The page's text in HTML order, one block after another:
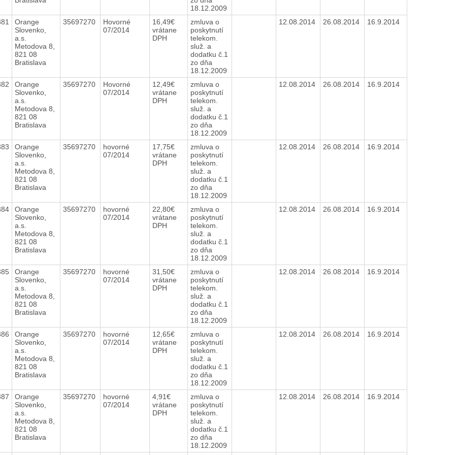
18.12.2009
Orange
Slovenko,
a.s.
Metodova 8,
821 08
Bratislava
35697270
Hovorné
07/2014
16,49€
vrátane
DPH
zmluva o
poskytnutí
telekom.
služ. a
dodatku č.1
zo dňa
18.12.2009
12.08.2014 26.08.2014 16.9.2014
Orange
Slovenko,
a.s.
Metodova 8,
821 08
Bratislava
35697270
Hovorné
07/2014
12,49€
vrátane
DPH
zmluva o
poskytnutí
telekom.
služ. a
dodatku č.1
zo dňa
18.12.2009
12.08.2014 26.08.2014 16.9.2014
Orange
Slovenko,
a.s.
Metodova 8,
821 08
Bratislava
35697270
hovorné
07/2014
17,75€
vrátane
DPH
zmluva o
poskytnutí
telekom.
služ. a
dodatku č.1
zo dňa
18.12.2009
12.08.2014 26.08.2014 16.9.2014
Orange
Slovenko,
a.s.
Metodova 8,
821 08
Bratislava
35697270
hovorné
07/2014
22,80€
vrátane
DPH
zmluva o
poskytnutí
telekom.
služ. a
dodatku č.1
zo dňa
18.12.2009
12.08.2014 26.08.2014 16.9.2014
Orange
Slovenko,
a.s.
Metodova 8,
821 08
Bratislava
35697270
hovorné
07/2014
31,50€
vrátane
DPH
zmluva o
poskytnutí
telekom.
služ. a
dodatku č.1
zo dňa
18.12.2009
12.08.2014 26.08.2014 16.9.2014
Orange
Slovenko,
a.s.
Metodova 8,
821 08
Bratislava
35697270
hovorné
07/2014
12,65€
vrátane
DPH
zmluva o
poskytnutí
telekom.
služ. a
dodatku č.1
zo dňa
18.12.2009
12.08.2014 26.08.2014 16.9.2014
Orange
Slovenko,
a.s.
Metodova 8,
821 08
Bratislava
35697270
hovorné
07/2014
4,91€
vrátane
DPH
zmluva o
poskytnutí
telekom.
služ. a
dodatku č.1
zo dňa
18.12.2009
12.08.2014 26.08.2014 16.9.2014